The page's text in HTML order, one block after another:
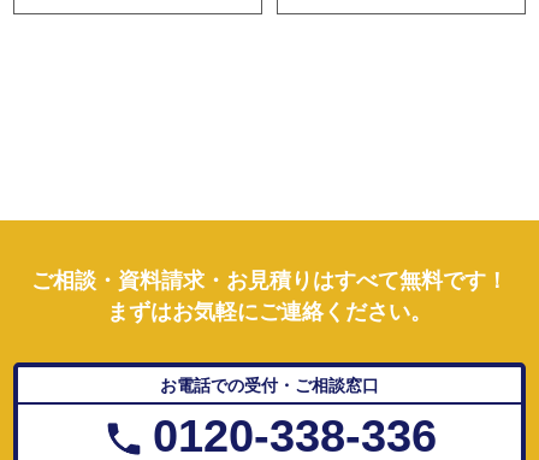
ご相談・資料請求・お見積りはすべて無料です！
まずはお気軽にご連絡ください。
お電話での受付・ご相談窓口
0120-338-336